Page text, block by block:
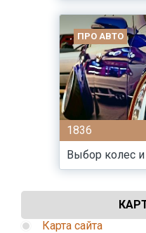
ПРО АВТО
1836
Выбор колес
Карта сайта